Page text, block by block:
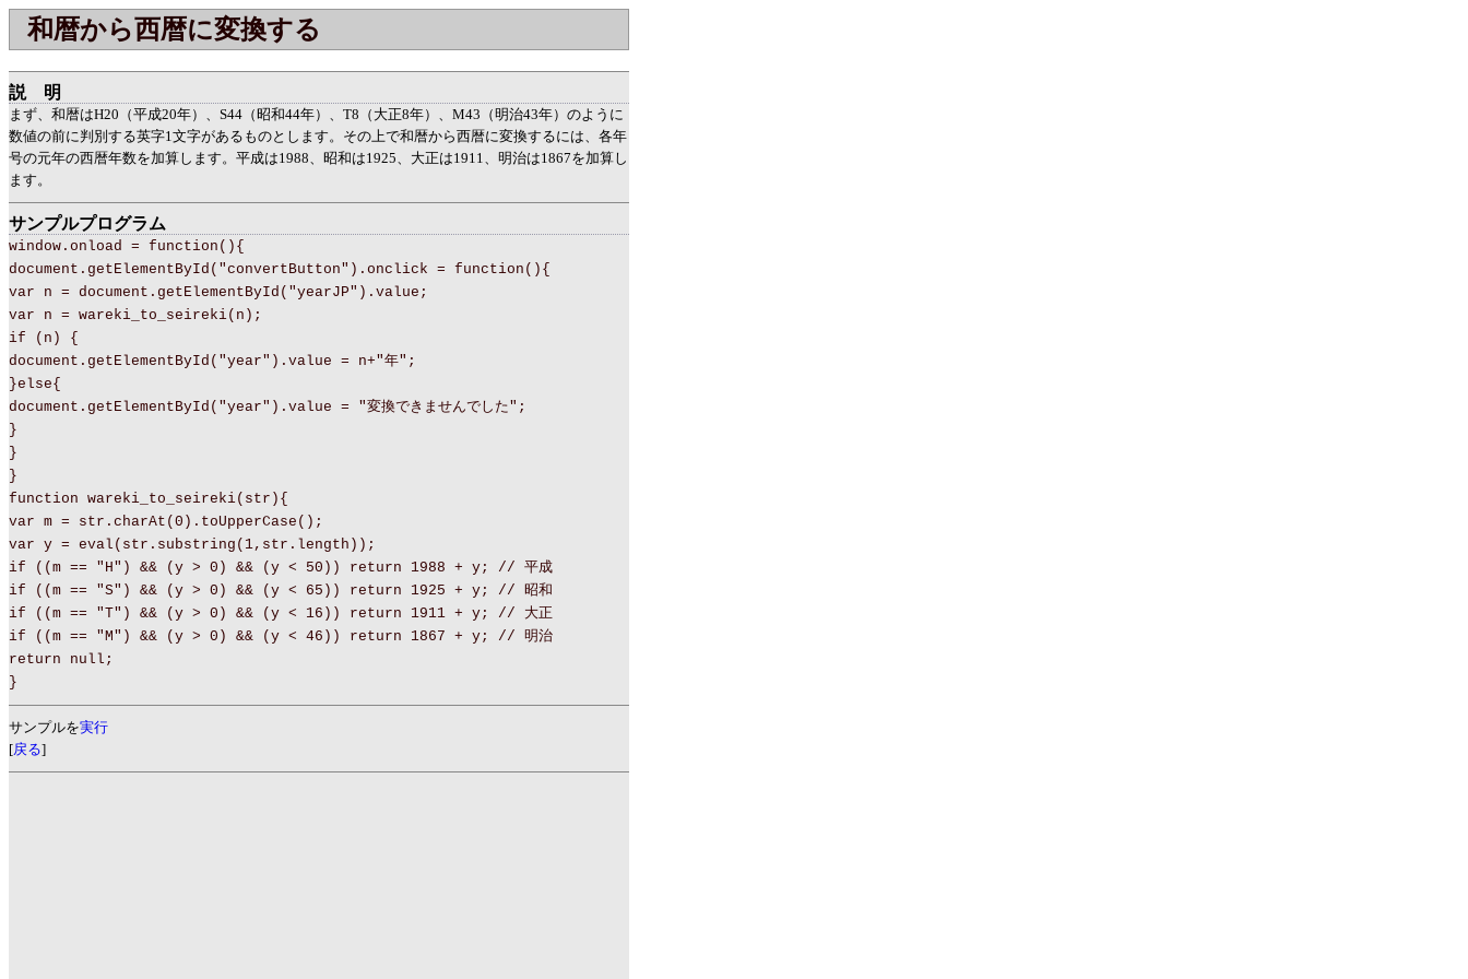
和暦から西暦に変換する
説明
まず、和暦はH20（平成20年）、S44（昭和44年）、T8（大正8年）、M43（明治43年）のように
数値の前に判別する英字1文字があるものとします。その上で和暦から西暦に変換するには、各年
号の元年の西暦年数を加算します。平成は1988、昭和は1925、大正は1911、明治は1867を加算し
ます。
サンプルプログラム
window.onload = function(){
document.getElementById("convertButton").onclick = function(){
var n = document.getElementById("yearJP").value;
var n = wareki_to_seireki(n);
if (n) {
document.getElementById("year").value = n+"年";
}else{
document.getElementById("year").value = "変換できませんでした";
}
}
}
function wareki_to_seireki(str){
var m = str.charAt(0).toUpperCase();
var y = eval(str.substring(1,str.length));
if ((m == "H") && (y > 0) && (y < 50)) return 1988 + y; // 平成
if ((m == "S") && (y > 0) && (y < 65)) return 1925 + y; // 昭和
if ((m == "T") && (y > 0) && (y < 16)) return 1911 + y; // 大正
if ((m == "M") && (y > 0) && (y < 46)) return 1867 + y; // 明治
return null;
}
サンプルを実行
[戻る]